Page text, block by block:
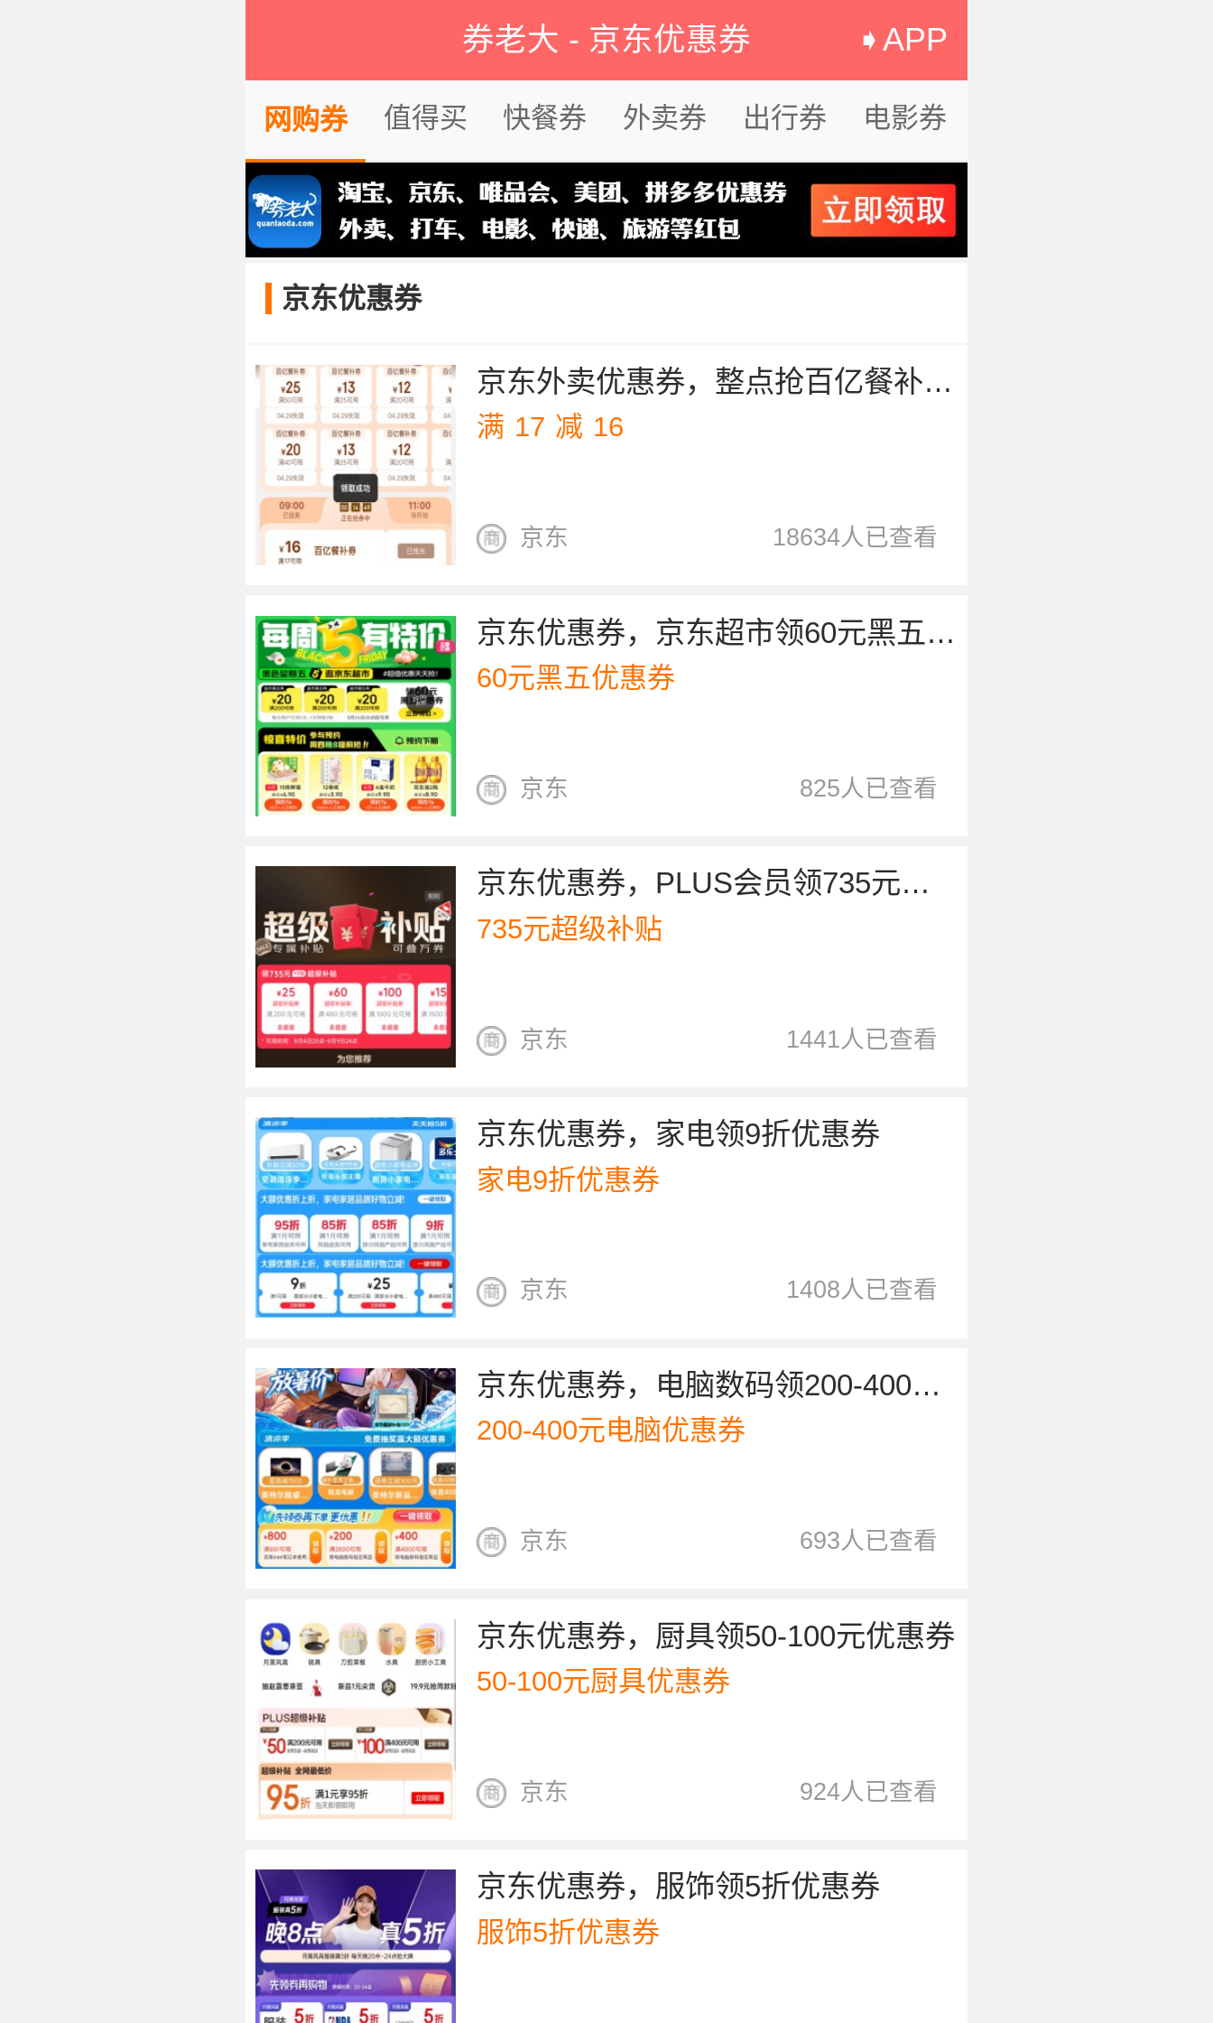
券老大 - 京东优惠券 ➧APP
网购券 值得买 快餐券 外卖券 出行券 电影券
京东优惠券
京东外卖优惠券，整点抢百亿餐补17-16券
满 17 减 16
18634人已查看
京东
京东优惠券，京东超市领60元黑五优惠券
60元黑五优惠券
825人已查看
京东
京东优惠券，PLUS会员领735元超级补贴
735元超级补贴
1441人已查看
京东
京东优惠券，家电领9折优惠券
家电9折优惠券
1408人已查看
京东
京东优惠券，电脑数码领200-400元优惠券
200-400元电脑优惠券
693人已查看
京东
京东优惠券，厨具领50-100元优惠券
50-100元厨具优惠券
924人已查看
京东
京东优惠券，服饰领5折优惠券
服饰5折优惠券